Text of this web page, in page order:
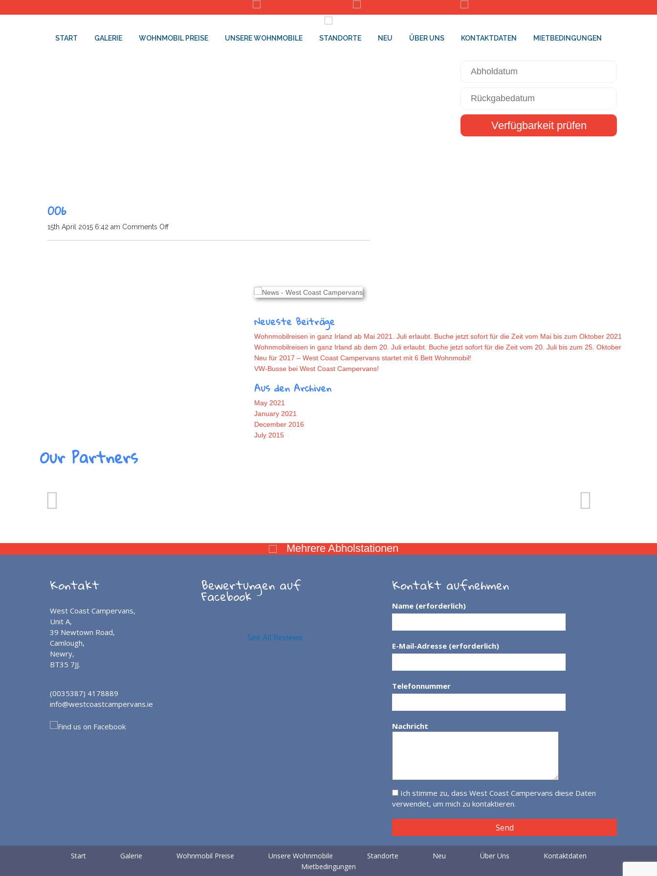
START GALERIE WOHNMOBIL PREISE UNSERE WOHNMOBILE STANDORTE NEU ÜBER UNS KONTAKTDATEN MIETBEDINGUNGEN
Verfügbarkeit prüfen
006
15th April 2015 6:42 am Comments Offon
006
Neueste Beiträge
Wohnmobilreisen in ganz Irland ab Mai 2021. Juli erlaubt. Buche jetzt sofort für die Zeit vom Mai bis zum Oktober 2021
Wohnmobilreisen in ganz Irland ab dem 20. Juli erlaubt. Buche jetzt sofort für die Zeit vom 20. Juli bis zum 25. Oktober
Neu für 2017 – West Coast Campervans startet mit 6 Bett Wohnmobil!
VW-Busse bei West Coast Campervans!
Aus den Archiven
May 2021
January 2021
December 2016
July 2015
Our Partners
Mehrere Abholstationen
Kontakt
West Coast Campervans,
Unit A,
39 Newtown Road,
Camlough,
Newry,
BT35 7JJ.
(0035387) 4178889
info@westcoastcampervans.ie
Bewertungen auf
Facebook
See All Reviews
Kontakt aufnehmen
Name (erforderlich)
E-Mail-Adresse (erforderlich)
Telefonnummer
Nachricht
Ich stimme zu, dass West Coast Campervans diese Daten
verwendet, um mich zu kontaktieren.
Start Galerie Wohnmobil Preise Unsere Wohnmobile Standorte Neu Über Uns
Kontaktdaten
Mietbedingungen